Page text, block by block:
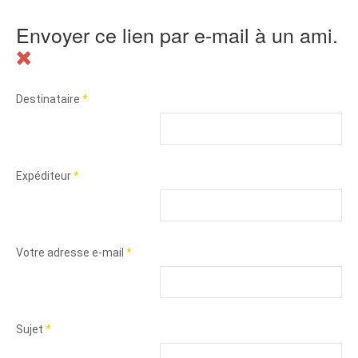
Envoyer ce lien par e-mail à un ami.
Destinataire *
Expéditeur*
Votre adresse e-mail *
Sujet *